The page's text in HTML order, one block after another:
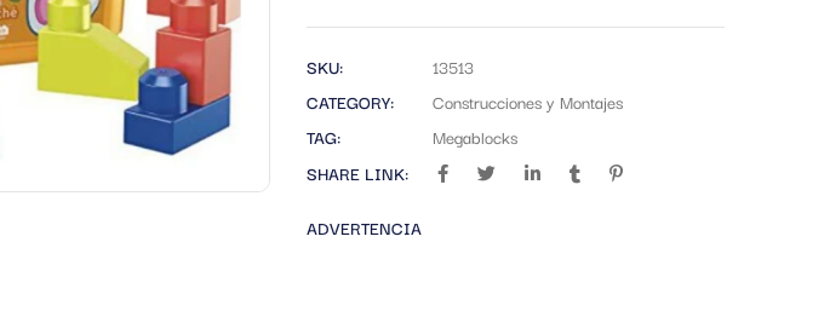
SKU:
13513
CATEGORY:
Construcciones y Montajes
TAG:
Megablocks
SHARE LINK:
ADVERTENCIA